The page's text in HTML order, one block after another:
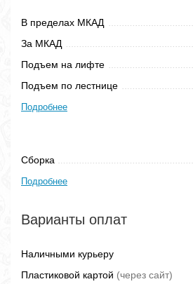
В пределах МКАД
За МКАД
Подъем на лифте
Подъем по лестнице
Подробнее
Сборка
Подробнее
Варианты оплат
Наличными курьеру
Пластиковой картой (через сайт)